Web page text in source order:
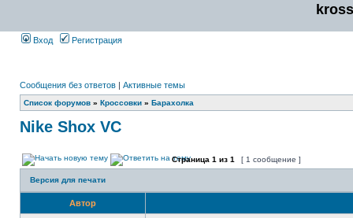
Вход Регистрация
Сообщения без ответов | Активные темы
Список форумов » Кроссовки » Барахолка
Nike Shox VC
Страница 1 из 1 [ 1 сообщение ]
Версия для печати
Автор